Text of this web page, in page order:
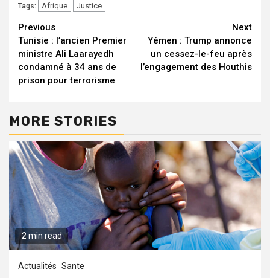
Tags: Afrique Justice
Continue
Reading
Previous
Tunisie : l’ancien Premier
ministre Ali Laarayedh
condamné à 34 ans de
prison pour terrorisme
Next
Yémen : Trump annonce
un cessez-le-feu après
l’engagement des Houthis
MORE STORIES
2 min read
Actualités Sante